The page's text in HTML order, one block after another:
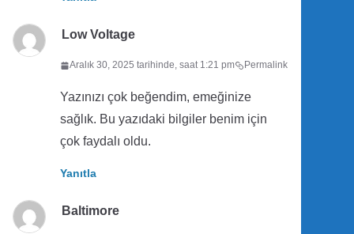
Low Voltage
Aralık 30, 2025 tarihinde, saat 1:21 pm Permalink
Yazınızı çok beğendim, emeğinize
sağlık. Bu yazıdaki bilgiler benim için
çok faydalı oldu.
Yanıtla
Baltimore